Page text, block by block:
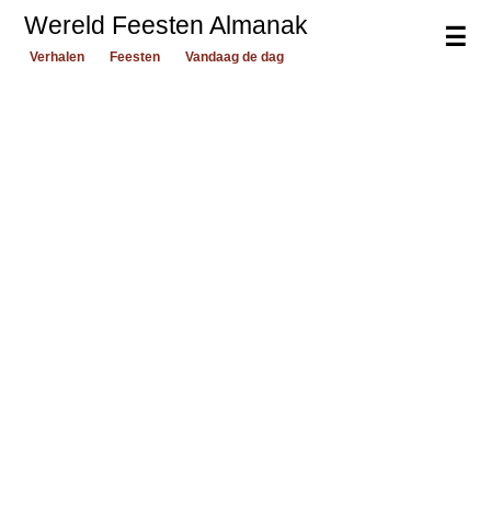
☰
Wereld Feesten Almanak
Verhalen Feesten Vandaag de dag